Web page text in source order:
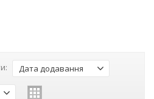
Дата додавання